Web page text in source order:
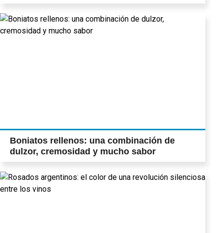
Boniatos rellenos: una combinación de
dulzor, cremosidad y mucho sabor